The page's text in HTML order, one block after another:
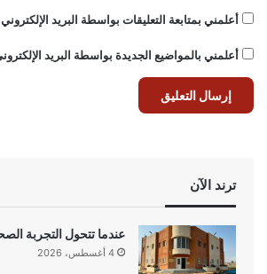
أعلمني بمتابعة التعليقات بواسطة البريد
أعلمني بالمواضيع الجديدة بواسطة البريد
ترند الآن
عندما تتحول التجربة
4 أغسطس، 2026